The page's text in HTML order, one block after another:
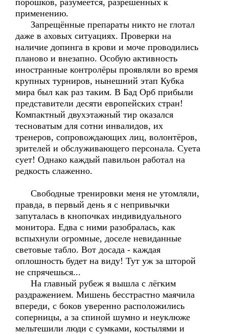
порошков, разумеется, разрешённых к
применению.
Запрещённые препараты никто не глотал
даже в аховых ситуациях. Проверки на
наличие допинга в крови и моче проводились
планово и внезапно. Особую активность
иностранные контролёры проявляли во время
крупных турниров, нынешний этап Кубка
мира был как раз таким. В Бад Орб прибыли
представители десяти европейских стран!
Компактный двухэтажный тир оказался
тесноватым для сотни инвалидов, их
тренеров, сопровождающих лиц, волонтёров,
зрителей и обслуживающего персонала. Суета
сует! Однако каждый павильон работал на
редкость слаженно.
Свободные тренировки меня не утомляли,
правда, в первый день я с непривычки
запуталась в кнопочках индивидуального
монитора. Едва с ними разобралась, как
вспыхнули огромные, доселе невиданные
световые табло. Вот досада - каждая
оплошность будет на виду! Тут уж за шторой
не спрячешься...
На главный рубеж я вышла с лёгким
раздражением. Мишень бесстрастно маячила
впереди, с боков уверенно расположились
соперницы, а за спиной шумно и неуклюже
мельтешили люди с сумками, костылями и